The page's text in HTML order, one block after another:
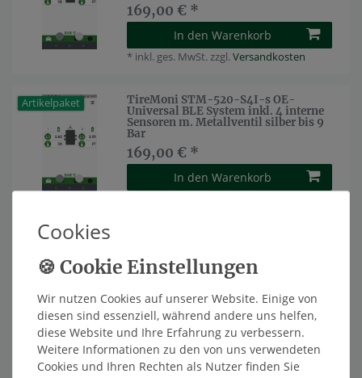
169,00 € *
In den Warenkorb
* inkl. ges. MwSt. zzgl.Versandkosten
Artikelpaket
TireMoni STM-520-S4I-s OE-
Universal BLE System inkl. 4 interne
Sensoren m. Metallventil silber bis 9
Bar
169,00 € *
In den Warenkorb
Sensoren m. Metallventil schwarz bis
9 Bar
219,00 € *
In den Warenkorb
*inkl. ges. MwSt.zzgl.Versandkosten
Cookies
Wir nutzen Cookies auf unserer Website. Einige von
diesen sind essenziell, während andere uns helfen,
diese Website und Ihre Erfahrung zu verbessern.
Weitere Informationen zu den von uns verwendeten
Cookies und Ihren Rechten als Nutzer finden Sie